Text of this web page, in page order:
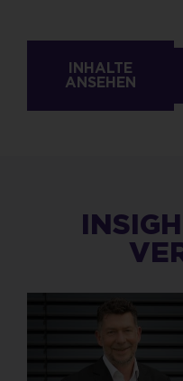
INHALTE
ANSEHEN